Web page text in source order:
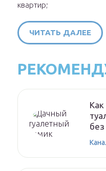
квартир;
ЧИТАТЬ ДАЛЕЕ
без